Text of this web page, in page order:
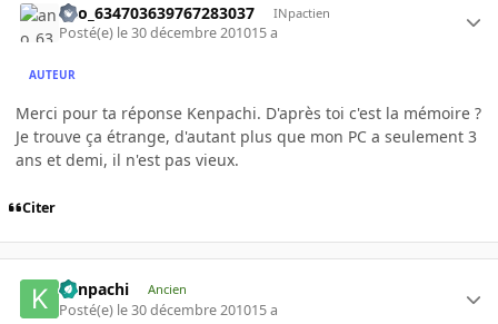
ano_634703639767283037 INpactien
Posté(e) le 30 décembre 201015 a
AUTEUR
Merci pour ta réponse Kenpachi. D'après toi c'est la mémoire ?
Je trouve ça étrange, d'autant plus que mon PC a seulement 3
ans et demi, il n'est pas vieux.
Citer
Kenpachi Ancien
Posté(e) le 30 décembre 201015 a